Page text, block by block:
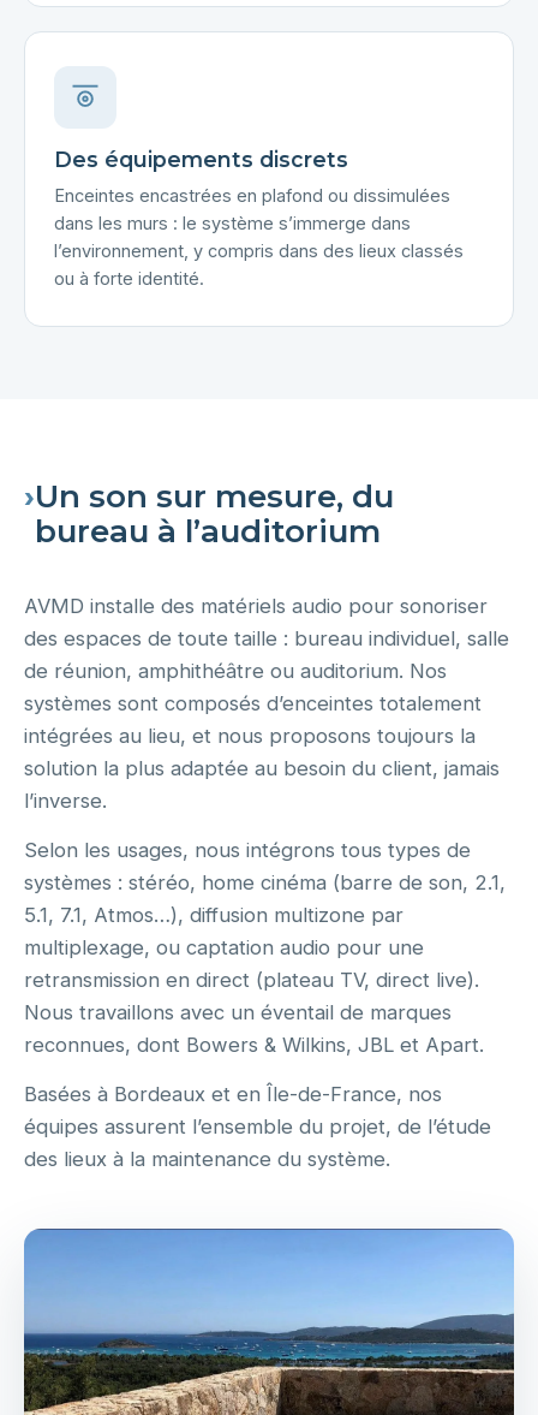
Des équipements discrets
Enceintes encastrées en plafond ou dissimulées
dans les murs : le système s’immerge dans
l’environnement, y compris dans des lieux classés
ou à forte identité.
›Un son sur mesure, du
bureau à l’auditorium
AVMD installe des matériels audio pour sonoriser
des espaces de toute taille : bureau individuel, salle
de réunion, amphithéâtre ou auditorium. Nos
systèmes sont composés d’enceintes totalement
intégrées au lieu, et nous proposons toujours la
solution la plus adaptée au besoin du client, jamais
l’inverse.
Selon les usages, nous intégrons tous types de
systèmes : stéréo, home cinéma (barre de son, 2.1,
5.1, 7.1, Atmos…), diffusion multizone par
multiplexage, ou captation audio pour une
retransmission en direct (plateau TV, direct live).
Nous travaillons avec un éventail de marques
reconnues, dont Bowers & Wilkins, JBL et Apart.
Basées à Bordeaux et en Île-de-France, nos
équipes assurent l’ensemble du projet, de l’étude
des lieux à la maintenance du système.